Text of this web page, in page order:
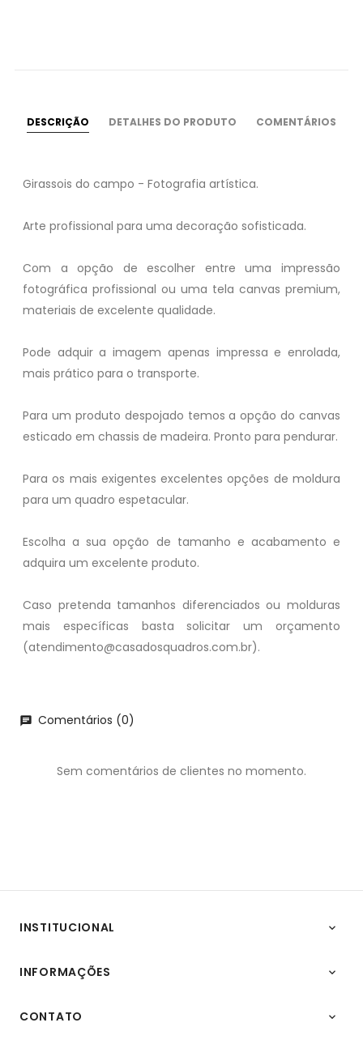
DESCRIÇÃO DETALHES DO PRODUTO COMENTÁRIOS
Girassois do campo - Fotografia artística.
Arte profissional para uma decoração sofisticada.
Com a opção de escolher entre uma impressão
fotográfica profissional ou uma tela canvas premium,
materiais de excelente qualidade.
Pode adquir a imagem apenas impressa e enrolada,
mais prático para o transporte.
Para um produto despojado temos a opção do canvas
esticado em chassis de madeira. Pronto para pendurar.
Para os mais exigentes excelentes opções de moldura
para um quadro espetacular.
Escolha a sua opção de tamanho e acabamento e
adquira um excelente produto.
Caso pretenda tamanhos diferenciados ou molduras
mais específicas basta solicitar um orçamento
(atendimento@casadosquadros.com.br).
chat Comentários (0)
Sem comentários de clientes no momento.
INSTITUCIONAL 
INFORMAÇÕES 
CONTATO 